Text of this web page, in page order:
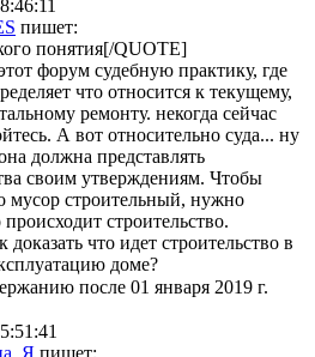
пишет:
понятия[/QUOTE]
форум судебную практику, где
что относится к текущему,
ремонту. некогда сейчас
А вот относительно суда... ну
должна представлять
своим утверждениям. Чтобы
мусор строительный, нужно
происходит строительство.
доказать что идет строительство в
доме?
после 01 января 2019 г.
пишет: